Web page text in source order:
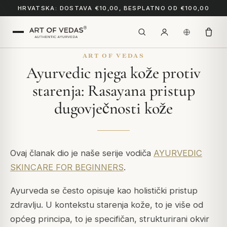
HRVATSKA: DOSTAVA €10,00, BESPLATNO OD €100,00
ART OF VEDAS
Ayurvedic njega kože protiv
starenja: Rasayana pristup
dugovječnosti kože
Ovaj članak dio je naše serije vodiča AYURVEDIC
SKINCARE FOR BEGINNERS.
Ayurveda se često opisuje kao holistički pristup
zdravlju. U kontekstu starenja kože, to je više od
općeg principa, to je specifičan, strukturirani okvir